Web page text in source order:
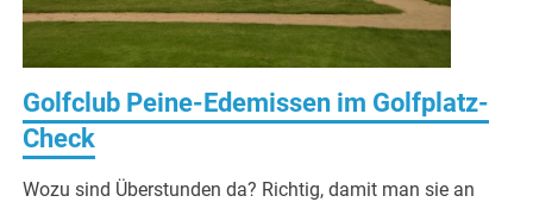
Golfclub Peine-Edemissen im Golfplatz-
Check
Wozu sind Überstunden da? Richtig, damit man sie an